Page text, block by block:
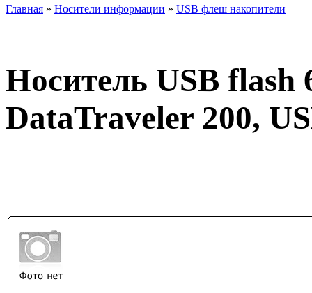
Главная » Носители информации » USB флеш накопители
Носитель USB flash
DataTraveler 200,